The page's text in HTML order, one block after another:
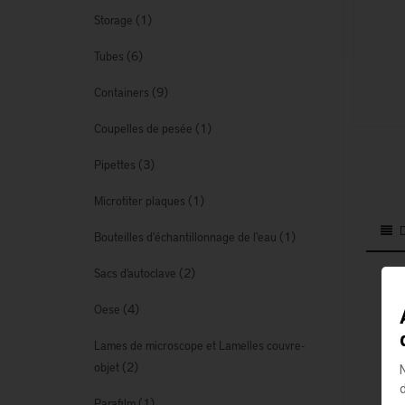
Storage (1)
Tubes (6)
Containers (9)
Coupelles de pesée (1)
Pipettes (3)
Microtiter plaques (1)
Bouteilles d'échantillonnage de l'eau (1)
Sacs d'autoclave (2)
Oese (4)
Lames de microscope et Lamelles couvre-
objet (2)